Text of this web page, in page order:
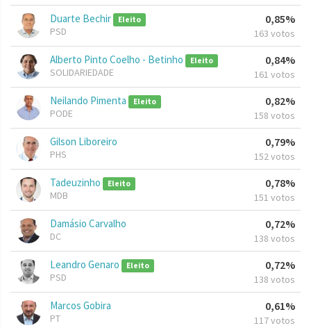
Duarte Bechir Eleito
PSD
0,85%
163 votos
Alberto Pinto Coelho - Betinho Eleito
SOLIDARIEDADE
0,84%
161 votos
Neilando Pimenta Eleito
PODE
0,82%
158 votos
Gilson Liboreiro
PHS
0,79%
152 votos
Tadeuzinho Eleito
MDB
0,78%
151 votos
Damásio Carvalho
DC
0,72%
138 votos
Leandro Genaro Eleito
PSD
0,72%
138 votos
Marcos Gobira
PT
0,61%
117 votos